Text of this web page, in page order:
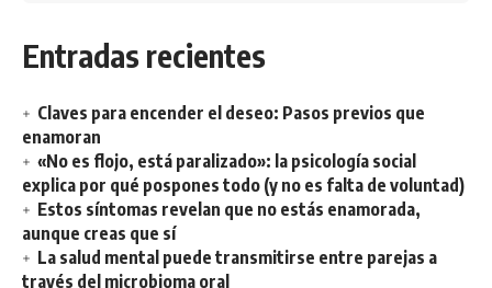
Entradas recientes
Claves para encender el deseo: Pasos previos que
enamoran
«No es flojo, está paralizado»: la psicología social
explica por qué pospones todo (y no es falta de voluntad)
Estos síntomas revelan que no estás enamorada,
aunque creas que sí
La salud mental puede transmitirse entre parejas a
través del microbioma oral